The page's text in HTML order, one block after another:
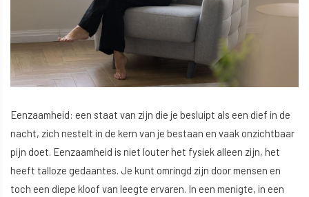
Eenzaamheid: een staat van zijn die je besluipt als een dief in de
nacht, zich nestelt in de kern van je bestaan en vaak onzichtbaar
pijn doet. Eenzaamheid is niet louter het fysiek alleen zijn, het
heeft talloze gedaantes. Je kunt omringd zijn door mensen en
toch een diepe kloof van leegte ervaren. In een menigte, in een